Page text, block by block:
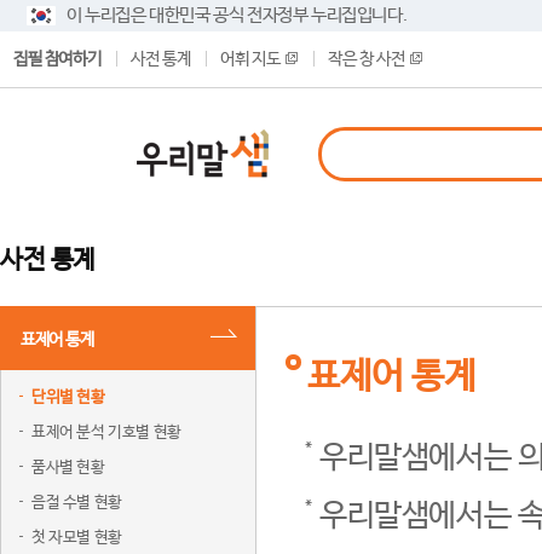
이 누리집은 대한민국 공식 전자정부 누리집입니다.
집필 참여하기 사전 통계 어휘 지도 작은 창 사전
사전 통계
표제어 통계
단위별 현황
표제어 분석 기호별 현황
품사별 현황
음절 수별 현황
첫 자모별 현황
표제어 통계
우리말샘에서는
우리말샘에서는